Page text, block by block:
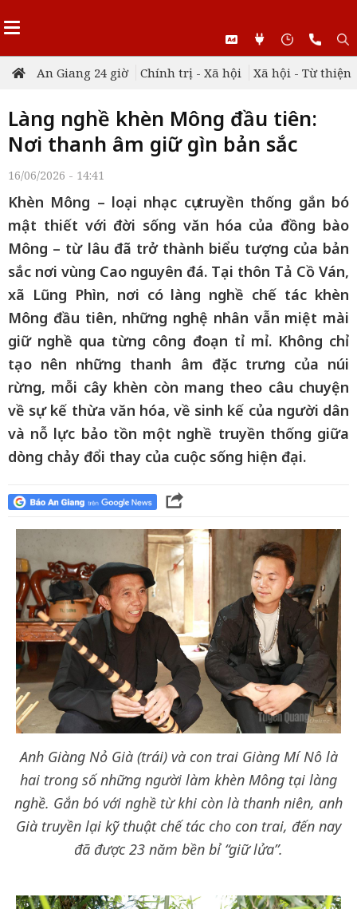
An Giang 24 giờ Chính trị - Xã hội Xã hội - Từ thiện
Làng nghề khèn Mông đầu tiên:
Nơi thanh âm giữ gìn bản sắc
16/06/2026 - 14:41
Khèn Mông – loại nhạc cụ truyền thống gắn bó
mật thiết với đời sống văn hóa của đồng bào
Mông – từ lâu đã trở thành biểu tượng của bản
sắc nơi vùng Cao nguyên đá. Tại thôn Tả Cồ Ván,
xã Lũng Phìn, nơi có làng nghề chế tác khèn
Mông đầu tiên, những nghệ nhân vẫn miệt mài
giữ nghề qua từng công đoạn tỉ mỉ. Không chỉ
tạo nên những thanh âm đặc trưng của núi
rừng, mỗi cây khèn còn mang theo câu chuyện
về sự kế thừa văn hóa, về sinh kế của người dân
và nỗ lực bảo tồn một nghề truyền thống giữa
dòng chảy đổi thay của cuộc sống hiện đại.
Anh Giàng Nỏ Già (trái) và con trai Giàng Mí Nô là
hai trong số những người làm khèn Mông tại làng
nghề. Gắn bó với nghề từ khi còn là thanh niên, anh
Già truyền lại kỹ thuật chế tác cho con trai, đến nay
đã được 23 năm bền bỉ “giữ lửa”.